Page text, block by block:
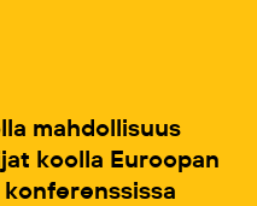
mahdollisuus
koolla Euroopan